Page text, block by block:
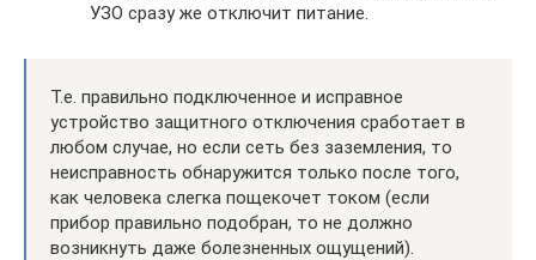
УЗО сразу же отключит питание.
Т.е. правильно подключенное и исправное
устройство защитного отключения сработает в
любом случае, но если сеть без заземления, то
неисправность обнаружится только после того,
как человека слегка пощекочет током (если
прибор правильно подобран, то не должно
возникнуть даже болезненных ощущений).